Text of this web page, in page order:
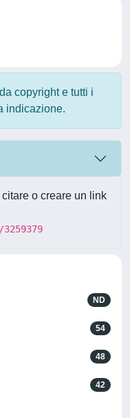
copyright e tutti i
indicazione.
o creare un link
ND
54
48
42